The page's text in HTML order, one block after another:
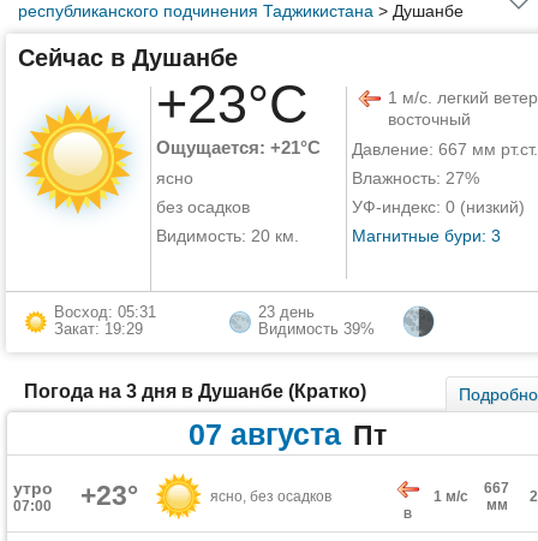
республиканского подчинения Таджикистана > Душанбе
Сейчас в Душанбе
+23°C
Ощущается: +21°C
ясно
без осадков
Видимость: 20 км.
1 м/с. легкий
восточный
Давление: 667 мм рт.ст.
Влажность: 27%
УФ-индекс: 0 (низкий)
Магнитные бури: 3
Восход: 05:31
Закат: 19:29
23 день
Видимость 39%
Погода на 3 дня в Душанбе (Кратко) Подробно
07 августа Пт
утро
07:00 +23° ясно, без осадков
В
1 м/с
667
мм